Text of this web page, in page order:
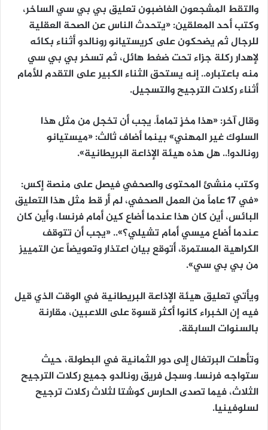
والتقط المشجعون الغاضبون تعليق بي بي سي الساخر،
وكتب أحد المعلقين: «يتحدث الناس عن الصحة العقلية
للرجال ثم يضحكون على كريستيانو رونالدو أثناء بكائه
لإهدار ركلة جزاء تحت ضغط هائل، ثم تسخر بي بي سي
منه باعتباره.. إنه يستحق الثناء الكبير على التقدم للأمام
أثناء ركلات الترجيح والتسجيل.
وقال آخر: «هذا مخزٍ تماماً. يجب أن تخجل من مثل هذا
السلوك غير المهني» بينما أضاف ثالث: «ميستيانو
رونالدو!.. هل هذه هيئة الإذاعة البريطانية».
وكتب منشئ المحتوى والصحفي فيصل على منصة إكس:
«في 17 عاماً من العمل الصحفي، لم أر قط مثل هذا التعليق
البائس، أين كان هذا عندما أضاع كين أمام فرنسا، وأين كان
عندما أضاع ميسي أمام تشيلي؟».. «يجب أن تتوقف
الكراهية المستمرة، أتوقع بيان اعتذار وتعويضاً عن التمييز
من بي بي سي».
ويأتي تعليق هيئة الإذاعة البريطانية في الوقت الذي قيل
فيه إن الخبراء كانوا أكثر قسوة على اللاعبين، مقارنة
بالسنوات السابقة.
وتأهلت البرتغال إلى دور الثمانية في البطولة، حيث
ستواجه فرنسا. وسجل فريق رونالدو جميع ركلات الترجيح
الثلاث، فيما تصدى الحارس كوشتا لثلاث ركلات ترجيح
لسلوفينيا.